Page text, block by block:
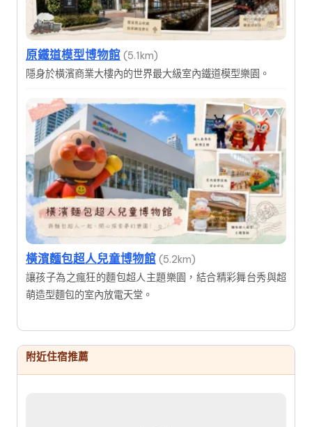
原鐵道模型博物館 (5.1km)
隱身於橫濱商業大樓內的世界最大級室內鐵道模型樂園。
橫濱麵包超人兒童博物館 (5.2km)
讓孩子為之瘋狂的麵包超人主題樂園，結合精彩舞台秀與超
萌造型麵包的室內放電天堂。
附近住宿推薦